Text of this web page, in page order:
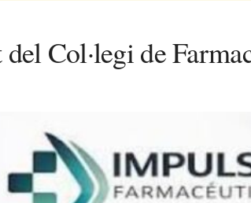
Col·legi de